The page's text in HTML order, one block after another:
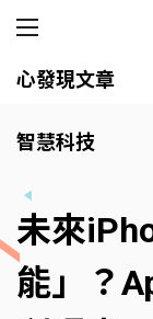
心發現文章
智慧科技
未來
能」？